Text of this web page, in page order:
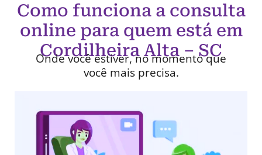
Como funciona a consulta
online para quem está em
Cordilheira Alta – SC
Onde você estiver, no momento que
você mais precisa.